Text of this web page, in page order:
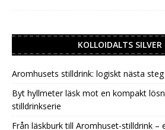
KOLLOIDALTS
Aromhusets stilldrink: logiskt nästa
Byt hyllmeter läsk mot en kompakt
stilldrinkserie
Från läskburk till Aromhuset-stilldrink